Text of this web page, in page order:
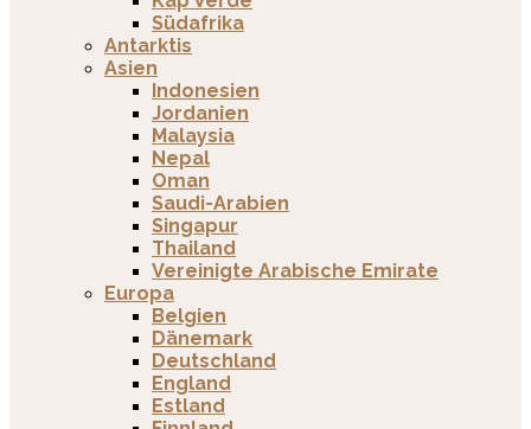
Südafrika
Antarktis
Asien
Indonesien
Jordanien
Malaysia
Nepal
Oman
Saudi-Arabien
Singapur
Thailand
Vereinigte Arabische Emirate
Europa
Belgien
Dänemark
Deutschland
England
Estland